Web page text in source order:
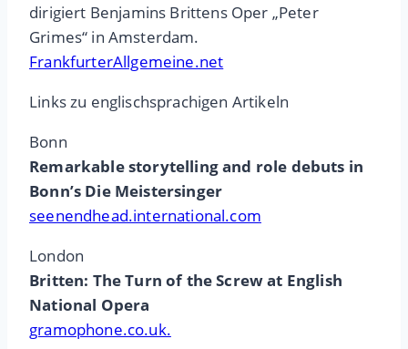
dirigiert Benjamins Brittens Oper „Peter
Grimes“ in Amsterdam.
FrankfurterAllgemeine.net
Links zu englischsprachigen Artikeln
Bonn
Remarkable storytelling and role debuts in
Bonn’s Die Meistersinger
seenendhead.international.com
London
Britten: The Turn of the Screw at English
National Opera
gramophone.co.uk.